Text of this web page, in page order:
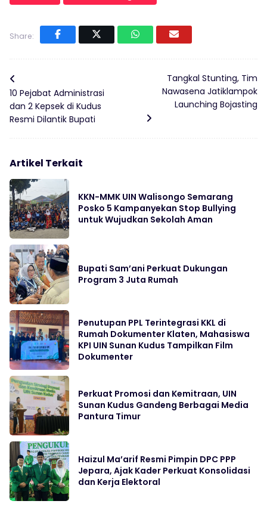
Share:
10 Pejabat Administrasi
dan 2 Kepsek di Kudus
Resmi Dilantik Bupati
Tangkal Stunting, Tim
Nawasena Jatiklampok
Launching Bojasting
Artikel Terkait
KKN-MMK UIN Walisongo Semarang
Posko 5 Kampanyekan Stop Bullying
untuk Wujudkan Sekolah Aman
Bupati Sam’ani Perkuat Dukungan
Program 3 Juta Rumah
Penutupan PPL Terintegrasi KKL di
Rumah Dokumenter Klaten, Mahasiswa
KPI UIN Sunan Kudus Tampilkan Film
Dokumenter
Perkuat Promosi dan Kemitraan, UIN
Sunan Kudus Gandeng Berbagai Media
Pantura Timur
Haizul Ma’arif Resmi Pimpin DPC PPP
Jepara, Ajak Kader Perkuat Konsolidasi
dan Kerja Elektoral